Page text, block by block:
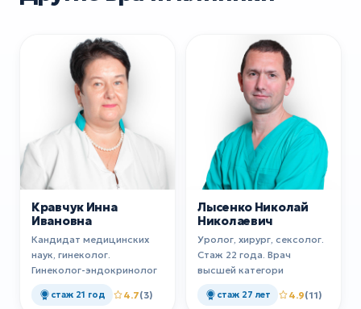
Кравчук Инна
Ивановна
Кандидат медицинских
наук, гинеколог.
Гинеколог-эндокринолог
стаж 21 год 4.7(3)
Лысенко Николай
Николаевич
Уролог, хирург, сексолог.
Стаж 22 года. Врач
высшей категори
стаж 27 лет 4.9(11)